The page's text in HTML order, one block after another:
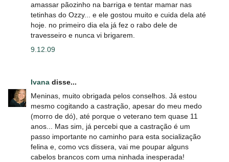
amassar pãozinho na barriga e tentar mamar nas
tetinhas do Ozzy... e ele gostou muito e cuida dela até
hoje. no primeiro dia ela já fez o rabo dele de
travesseiro e nunca vi brigarem.
9.12.09
Ivana disse...
Meninas, muito obrigada pelos conselhos. Já estou
mesmo cogitando a castração, apesar do meu medo
(morro de dó), até porque o veterano tem quase 11
anos... Mas sim, já percebi que a castração é um
passo importante no caminho para esta socialização
felina e, como vcs dissera, vai me poupar alguns
cabelos brancos com uma ninhada inesperada!